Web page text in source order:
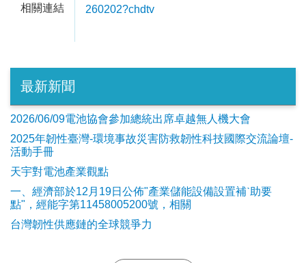
相關連結
260202?chdtv
最新新聞
2026/06/09電池協會參加總統出席卓越無人機大會
2025年韌性臺灣-環境事故災害防救韌性科技國際交流論壇-
活動手冊
天宇對電池產業觀點
​一、經濟部於12月19日公佈"產業儲能設備設置補ˋ助要
點"，經能字第11458005200號，相關
台灣韌性供應鏈的全球競爭力